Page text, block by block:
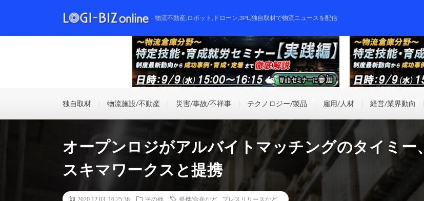
物流不動産,ロボット,ドローン,3PL,独自取材で物流ニュースを配信
独自取材 物流施設/不動産 災害/事故/不祥事 テクノロジー/製品 雇用/人材 経営/業界動向
オープンロジがアルバイトマッチングのタイミー、
スキマワークスと提携
2020.12.03 16:25:36 その他 提携/合弁など プレスリリースなど